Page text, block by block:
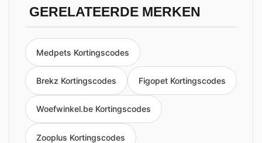
GERELATEERDE MERKEN
Medpets Kortingscodes
Brekz Kortingscodes Figopet Kortingscodes
Woefwinkel.be Kortingscodes
Zooplus Kortingscodes